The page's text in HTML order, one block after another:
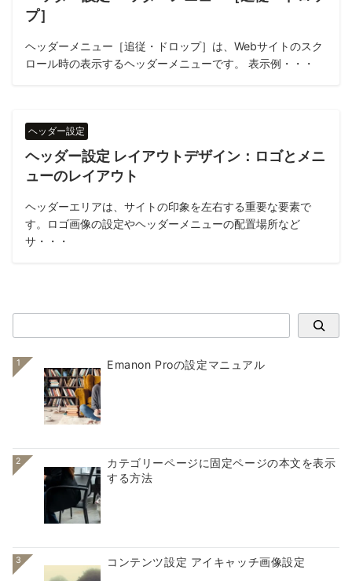
プ］
ヘッダーメニュー［追従・ドロップ］は、Webサイトのスク
ロール時の表示するヘッダーメニューです。 表示例・・・
ヘッダー設定
ヘッダー設定 レイアウトデザイン：ロゴとメニ
ューのレイアウト
ヘッダーエリアは、サイトの印象を左右する重要な要素で
す。ロゴ画像の設定やヘッダーメニューの配置場所など
サ・・・
1 Emanon Proの設定マニュアル
2
カテゴリーページに固定ページの本文を表示
する方法
3 コンテンツ設定 アイキャッチ画像設定